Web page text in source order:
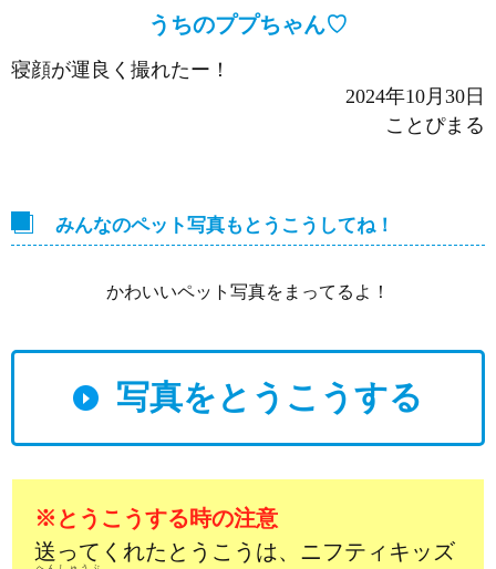
うちのププちゃん♡
寝顔が運良く撮れたー！
2024年10月30日
ことぴまる
みんなのペット写真もとうこうしてね！
かわいいペット写真をまってるよ！
写真をとうこうする
※とうこうする時の注意
送ってくれたとうこうは、ニフティキッズ